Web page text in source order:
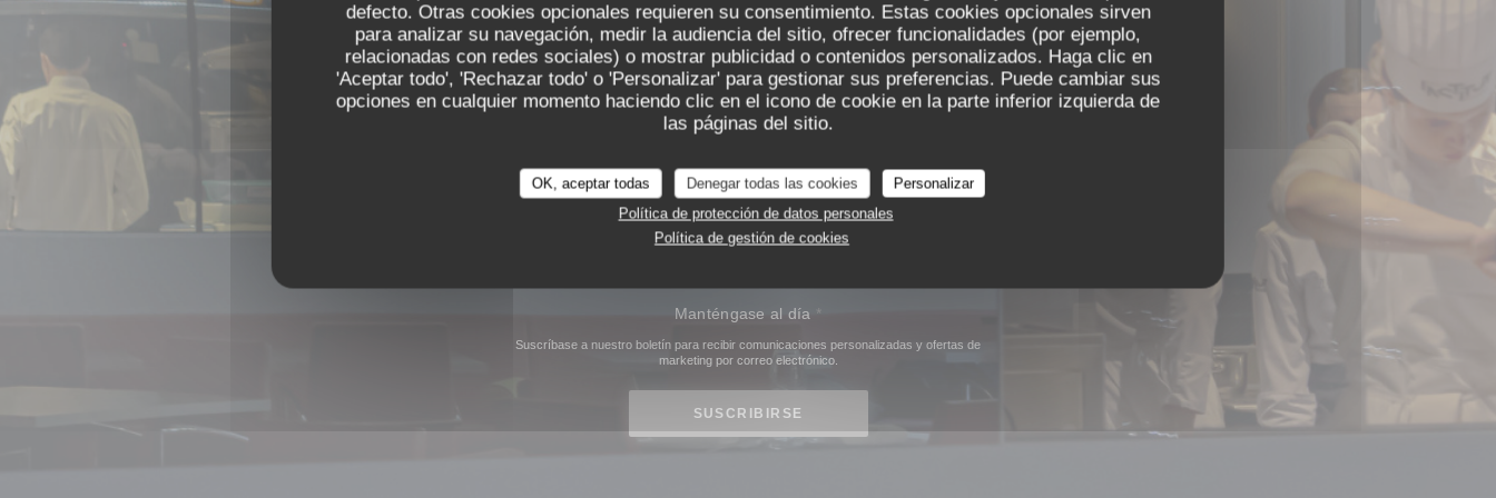
defecto. Otras cookies opcionales requieren su consentimiento. Estas cookies opcionales sirven
para analizar su navegación, medir la audiencia del sitio, ofrecer funcionalidades (por ejemplo,
relacionadas con redes sociales) o mostrar publicidad o contenidos personalizados. Haga clic en
'Aceptar todo', 'Rechazar todo' o 'Personalizar' para gestionar sus preferencias. Puede cambiar sus
opciones en cualquier momento haciendo clic en el icono de cookie en la parte inferior izquierda de
las páginas del sitio.
OK, aceptar todas Denegar todas las cookies
Personalizar
Política de protección de datos personales
Política de gestión de cookies
de nuestros clientes.
ElrestauranteInstitutoestá abierto de lunes a viernes para el almuerzo y la cena.
RESERVAR
UNA MESA
Manténgase al día *
Suscríbase a nuestro boletín para recibir comunicaciones personalizadas y ofertas de
marketing por correo electrónico.
SUSCRIBIRSE